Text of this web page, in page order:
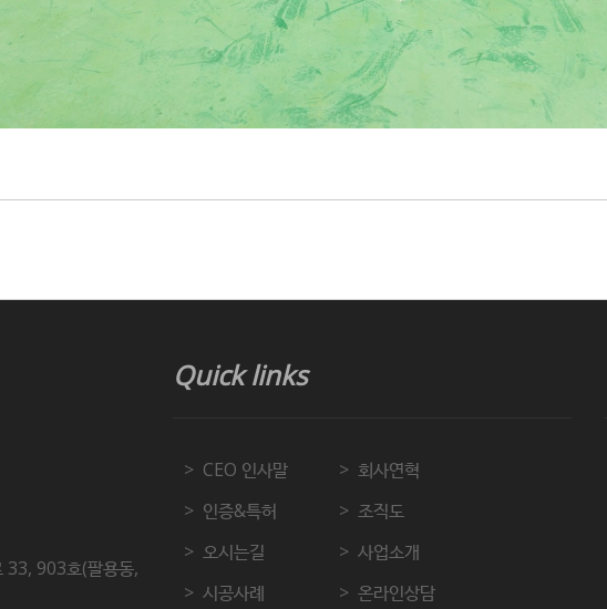
33, 903호(팔용동,
Quick links
CEO 인사말
회사연혁
인증&특허
조직도
오시는길
사업소개
시공사례
온라인상담